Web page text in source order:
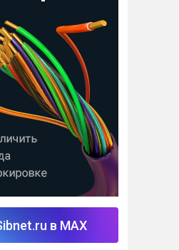
в MAX